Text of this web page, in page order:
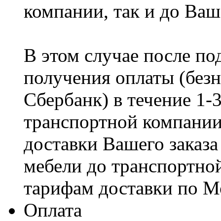
компании, так и до
В этом случае после
получения оплаты
Сбербанк) в течение
транспортной
доставки Вашего
мебели до
тарифам доставки по
Оплата